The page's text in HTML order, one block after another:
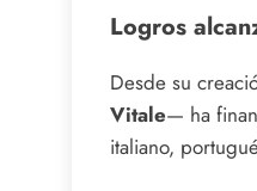
Logros
Desde su
Vitale— ha
italiano,